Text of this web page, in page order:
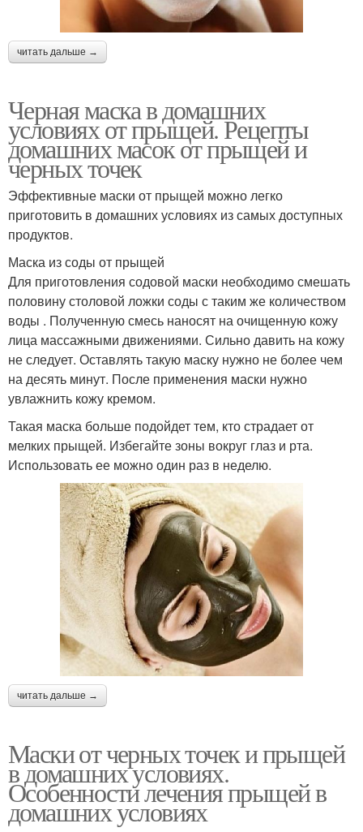
читать дальше →
Черная маска в домашних
условиях от прыщей. Рецепты
домашних масок от прыщей и
черных точек
Эффективные маски от прыщей можно легко
приготовить в домашних условиях из самых доступных
продуктов.
Маска из соды от прыщей
Для приготовления содовой маски необходимо смешать
половину столовой ложки соды с таким же количеством
воды . Полученную смесь наносят на очищенную кожу
лица массажными движениями. Сильно давить на кожу
не следует. Оставлять такую маску нужно не более чем
на десять минут. После применения маски нужно
увлажнить кожу кремом.
Такая маска больше подойдет тем, кто страдает от
мелких прыщей. Избегайте зоны вокруг глаз и рта.
Использовать ее можно один раз в неделю.
читать дальше →
Маски от черных точек и прыщей
в домашних условиях.
Особенности лечения прыщей в
домашних условиях